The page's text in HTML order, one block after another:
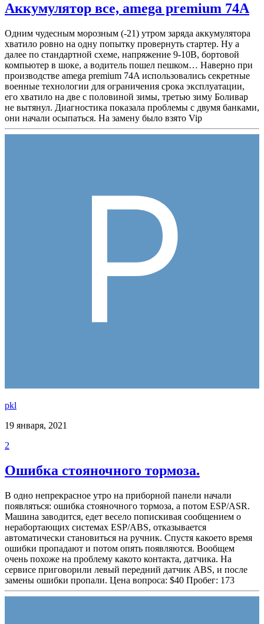
Аккумулятор все, amega premium 74A
Одним чудесным морозным (-21) утром заряда аккумулятора
хватило ровно на одну попытку провернуть стартер. Ну а
далее по стандартной схеме, напряжение 9-10В, бортовой
компьютер в шоке, а водитель пошел пешком… Наверно при
производстве amega premium 74A использовались секретные
военные технологии для ограничения срока эксплуатации,
его хватило на две с половиной зимы, третью зиму Боливар
не вытянул. Диагностика показала проблемы с двумя банками,
они начали осыпаться. На замену было взято Vip
pkl
19 января, 2021
2
Ошибка стояночного тормоза.
В одно непрекрасное утро на приборной панели начали
появляться: ошибка стояночного тормоза, а потом ESP/ASR.
Машина заводится, едет весело попискивая сообщением о
нерабортающих системах ESP/ABS, отказывается
автоматически становиться на ручник. Спустя какоето время
ошибки пропадают и потом опять появляются. Вообщем
очень похоже на проблему какото контакта, датчика. На
сервисе приговорили левый передний датчик ABS, и после
замены ошибки пропали. Цена вопроса: $40 Пробег: 173